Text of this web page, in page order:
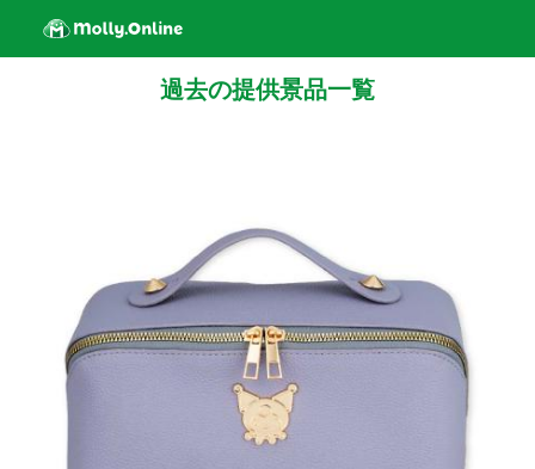
過去の提供景品一覧